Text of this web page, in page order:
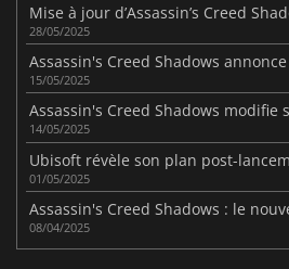
28/05/2025
15/05/2025
14/05/2025
01/05/2025
08/04/2025